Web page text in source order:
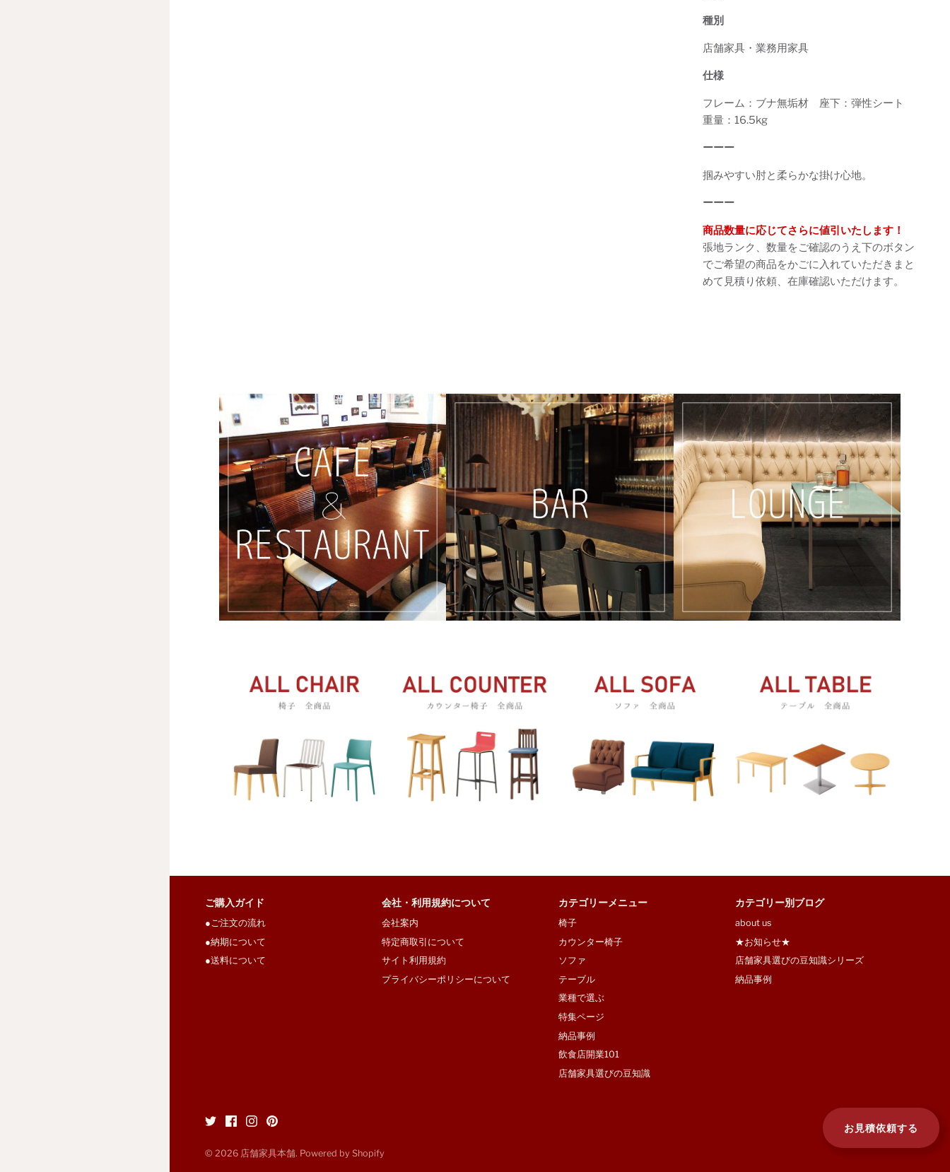
種別
店舗家具・業務用家具
仕様
フレーム：ブナ無垢材 座下：弾性シート
重量：16.5kg
ーーー
掴みやすい肘と柔らかな掛け心地。
ーーー
商品数量に応じてさらに値引いたします！
張地ランク、数量をご確認のうえ下のボタン
でご希望の商品をかごに入れていただきまと
めて見積り依頼、在庫確認いただけます。
ご購入ガイド
●ご注文の流れ
●納期について
●送料について
会社・利用規約について
会社案内
特定商取引について
サイト利用規約
プライバシーポリシーについて
カテゴリーメニュー
椅子
カウンター椅子
ソファ
テーブル
業種で選ぶ
特集ページ
納品事例
飲食店開業101
店舗家具選びの豆知識
カテゴリー別ブログ
about us
★お知らせ★
店舗家具選びの豆知識シリーズ
納品事例
© 2026 店舗家具本舗. Powered by Shopify
お見積依頼する